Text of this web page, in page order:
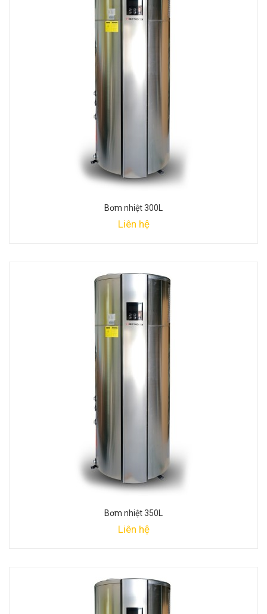
Bơm nhiệt 300L
Liên hệ
Bơm nhiệt 350L
Liên hệ